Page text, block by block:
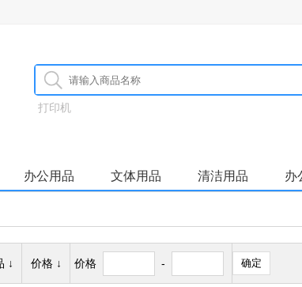
打印机
办公用品 文体用品 清洁用品 办
↓ 价格 ↓ 价格 - 确定